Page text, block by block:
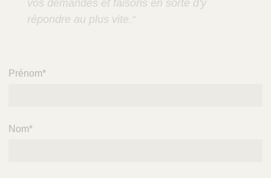
t
vos demandes et faisons en sorte d'y
répondre au plus vite.“
Prénom*
Nom*